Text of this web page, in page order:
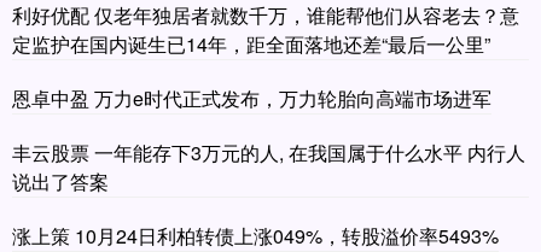
利好优配 仅老年独居者就数千万，谁能帮他们从容老去？意
定监护在国内诞生已14年，距全面落地还差“最后一公里”
恩卓中盈 万力e时代正式发布，万力轮胎向高端市场进军
丰云股票 一年能存下3万元的人, 在我国属于什么水平 内行人
说出了答案
涨上策 10月24日利柏转债上涨049%，转股溢价率5493%